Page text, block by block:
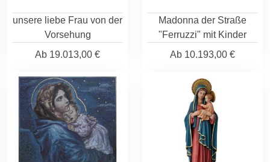
unsere liebe Frau von der
Vorsehung
Ab 19.013,00 €
Madonna der Straße
"Ferruzzi" mit Kinder
Ab 10.193,00 €